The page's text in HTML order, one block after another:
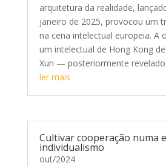
arquitetura da realidade,
janeiro de 2025, provocou um
na cena intelectual europeia. A
um intelectual de Hong Kong
Xun — posteriormente
ler mais
Cultivar cooperação numa
individualismo
out/2024